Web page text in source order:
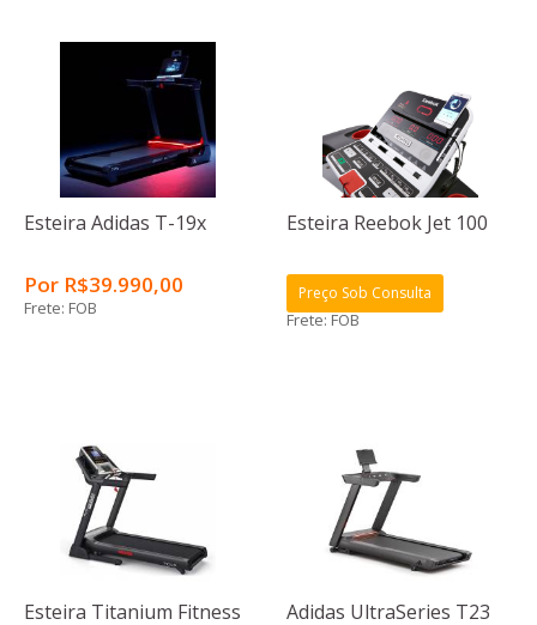
Esteira Adidas T-19x
Por R$39.990,00
Frete: FOB
Esteira Reebok Jet 100
Preço Sob Consulta
Frete: FOB
Esteira Titanium Fitness
Adidas UltraSeries T23